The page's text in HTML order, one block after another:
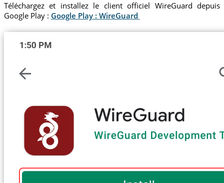
Téléchargez et installez le client officiel WireGuard depuis
Google Play : Google Play : WireGuard